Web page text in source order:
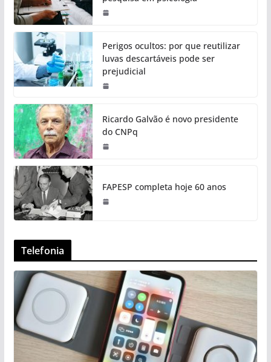
Perigos ocultos: por que reutilizar
luvas descartáveis pode ser
prejudicial
Ricardo Galvão é novo presidente
do CNPq
FAPESP completa hoje 60 anos
Telefonia